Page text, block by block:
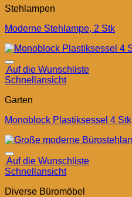
Stehlampen
Moderne Stehlampe, 2 Stk
Auf die Wunschliste
Schnellansicht
Garten
Monoblock Plastiksessel 4 Stk
Auf die Wunschliste
Schnellansicht
Diverse Büromöbel